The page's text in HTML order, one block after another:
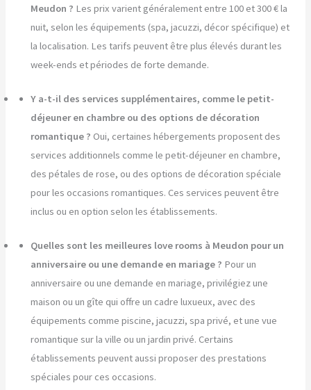
Meudon ? Les prix varient généralement entre 100 et 300 € la
nuit, selon les équipements (spa, jacuzzi, décor spécifique) et
la localisation. Les tarifs peuvent être plus élevés durant les
week-ends et périodes de forte demande.
Y a-t-il des services supplémentaires, comme le petit-
déjeuner en chambre ou des options de décoration
romantique ? Oui, certaines hébergements proposent des
services additionnels comme le petit-déjeuner en chambre,
des pétales de rose, ou des options de décoration spéciale
pour les occasions romantiques. Ces services peuvent être
inclus ou en option selon les établissements.
Quelles sont les meilleures love rooms à Meudon pour un
anniversaire ou une demande en mariage ? Pour un
anniversaire ou une demande en mariage, privilégiez une
maison ou un gîte qui offre un cadre luxueux, avec des
équipements comme piscine, jacuzzi, spa privé, et une vue
romantique sur la ville ou un jardin privé. Certains
établissements peuvent aussi proposer des prestations
spéciales pour ces occasions.